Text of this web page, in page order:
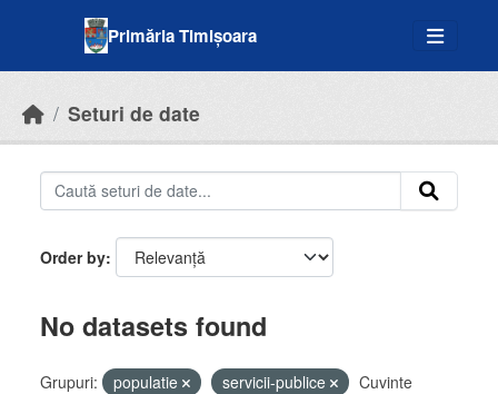
Primăria Timișoara
Seturi de date
Order by
No datasets found
Grupuri: populatie servicii-publice
Cuvinte